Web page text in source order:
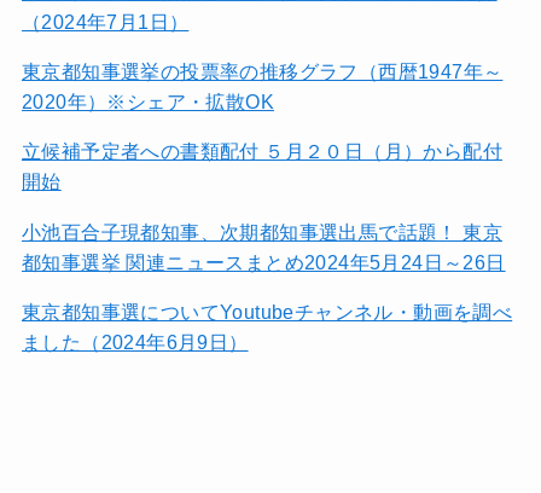
（2024年7月1日）
東京都知事選挙の投票率の推移グラフ（西暦1947年～
2020年）※シェア・拡散OK
立候補予定者への書類配付 ５月２０日（月）から配付
開始
小池百合子現都知事、次期都知事選出馬で話題！ 東京
都知事選挙 関連ニュースまとめ2024年5月24日～26日
東京都知事選についてYoutubeチャンネル・動画を調べ
ました（2024年6月9日）